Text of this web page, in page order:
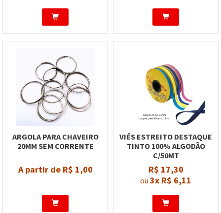
ARGOLA PARA CHAVEIRO
20MM SEM CORRENTE
A partir de R$ 1,00
VIÉS ESTREITO DESTAQUE
TINTO 100% ALGODÃO
C/50MT
R$ 17,30
ou 3x R$ 6,11